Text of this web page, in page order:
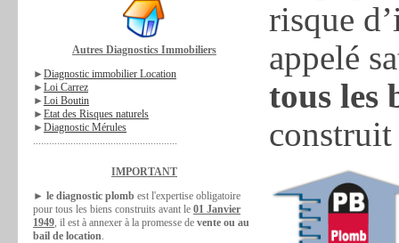
Autres Diagnostics Immobiliers
► Diagnostic immobilier Location
► Loi Carrez
► Loi Boutin
► Etat des Risques naturels
► Diagnostic Mérules
......................................................
IMPORTANT
► le diagnostic plomb est l'expertise obligatoire
pour tous les biens construits avant le 01 Janvier
1949, il est à annexer à la promesse de vente ou au
bail de location.
risque
appelé
tous les